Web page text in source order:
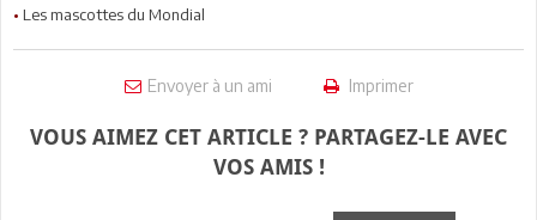
• Les mascottes du Mondial
Envoyer à un ami Imprimer
VOUS AIMEZ CET ARTICLE ? PARTAGEZ-LE AVEC
VOS AMIS !